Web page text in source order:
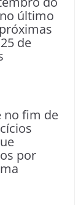
último
de
no fim de
por